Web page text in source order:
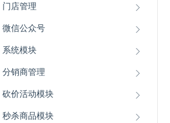
门店管理
微信公众号
系统模块
分销商管理
砍价活动模块
秒杀商品模块